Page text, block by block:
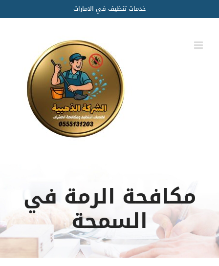
to
content
خدمات تنظيف في الامارات
مكافحة الرمة في
السمحة